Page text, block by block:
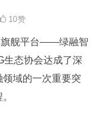
10赞
旗舰平台——绿融智
生态协会达成了深
域的一次重要突